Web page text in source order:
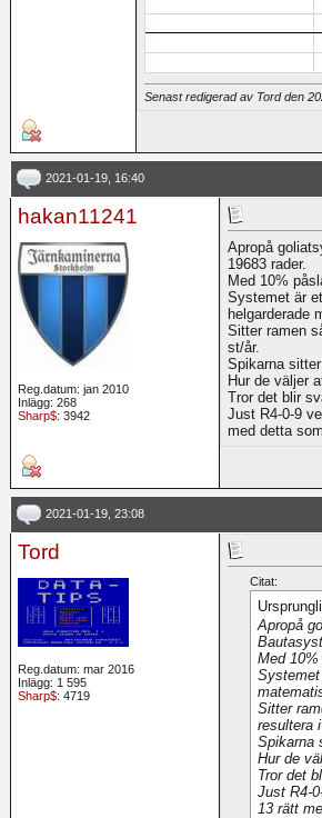
Senast redigerad av Tord den
2021-01-19, 16:40
hakan11241
Reg.datum: jan 2010
Inlägg: 268
Sharp$: 3942
Apropå
19683 rader.
Med 10%
Systemet är
helgarderade
Sitter ramen
st/år.
Spikarna
Hur de väljer
Tror det blir
Just R4-0-9
med detta
2021-01-19, 23:08
Tord
Reg.datum: mar 2016
Inlägg: 1 595
Sharp$: 4719
Citat:
Apropå
Med
Systemet
Sitter
resultera
Spikarna
Hur de
Tror det
Just R4-
13 rätt